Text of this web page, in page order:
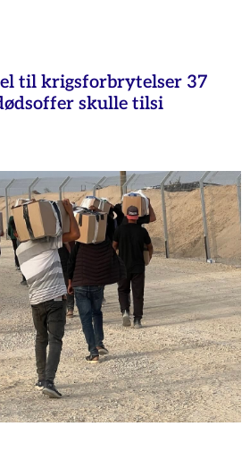
til krigsforbrytelser 37
skulle tilsi